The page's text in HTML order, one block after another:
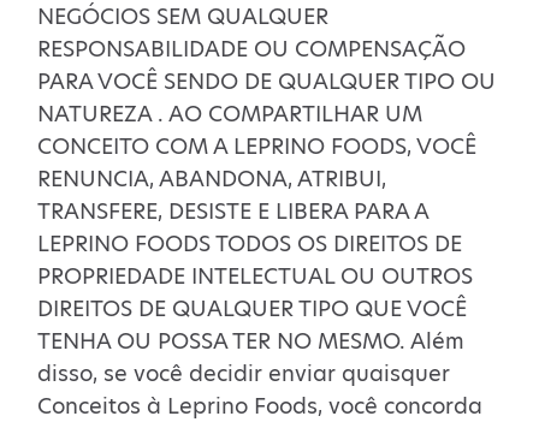
NEGÓCIOS SEM QUALQUER
RESPONSABILIDADE OU COMPENSAÇÃO
PARA VOCÊ SENDO DE QUALQUER TIPO OU
NATUREZA . AO COMPARTILHAR UM
CONCEITO COM A LEPRINO FOODS, VOCÊ
RENUNCIA, ABANDONA, ATRIBUI,
TRANSFERE, DESISTE E LIBERA PARA A
LEPRINO FOODS TODOS OS DIREITOS DE
PROPRIEDADE INTELECTUAL OU OUTROS
DIREITOS DE QUALQUER TIPO QUE VOCÊ
TENHA OU POSSA TER NO MESMO. Além
disso, se você decidir enviar quaisquer
Conceitos à Leprino Foods, você concorda